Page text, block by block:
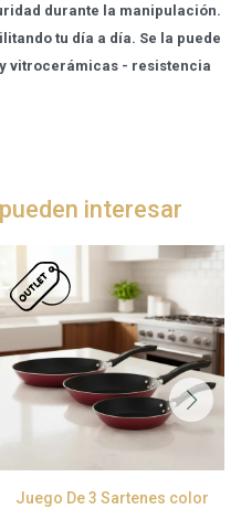
durante la manipulación.
tu día a día. Se la puede
vitrocerámicas - resistencia
interesar
Juego De 3 Sartenes color